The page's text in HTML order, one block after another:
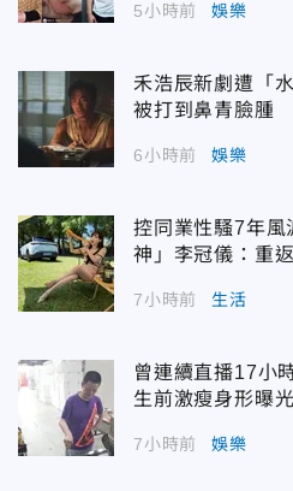
5小時前 娛樂
禾浩辰新劇遭「
被打到鼻青臉腫
6小時前 娛樂
控同業性騷7年
神」李冠儀：重
7小時前 生活
曾連續直播17小
生前激瘦身形曝光
7小時前 娛樂